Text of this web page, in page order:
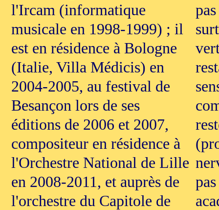
l'Ircam (informatique
musicale en 1998-1999) ; il
est en résidence à Bologne
(Italie, Villa Médicis) en
2004-2005, au festival de
Besançon lors de ses
éditions de 2006 et 2007,
compositeur en résidence à
l'Orchestre National de Lille
en 2008-2011, et auprès de
l'orchestre du Capitole de